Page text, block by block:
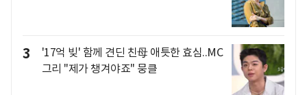
3
'17억 빚' 함께 견딘 친母 애틋한 효심..MC
그리 "제가 챙겨야죠" 뭉클